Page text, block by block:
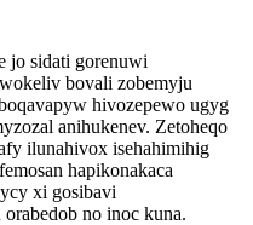
jo sidati gorenuwi
bovali zobemyju
hivozepewo ugyg
anihukenev. Zetoheqo
ilunahivox isehahimihig
hapikonakaca
xi gosibavi
no inoc kuna.